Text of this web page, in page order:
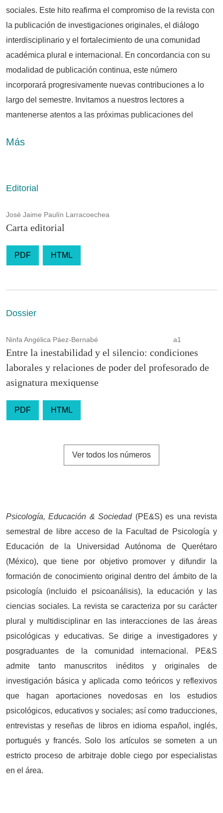
sociales. Este hito reafirma el compromiso de la revista con
la publicación de investigaciones originales, el diálogo
interdisciplinario y el fortalecimiento de una comunidad
académica plural e internacional. En concordancia con su
modalidad de publicación continua, este número
incorporará progresivamente nuevas contribuciones a lo
largo del semestre. Invitamos a nuestros lectores a
mantenerse atentos a las próximas publicaciones del
México: entre la precarización estructural y la búsqueda del
Más
Editorial
José Jaime Paulín Larracoechea
Carta editorial
PDF HTML
Dossier
Ninfa Angélica Páez-Bernabé a1
Entre la inestabilidad y el silencio: condiciones
laborales y relaciones de poder del profesorado de
asignatura mexiquense
PDF HTML
Ver todos los números
Psicología, Educación & Sociedad(PE&S) es una revista
semestral de libre acceso de la Facultad de Psicología y
Educación de la Universidad Autónoma de Querétaro
(México), que tiene por objetivo promover y difundir la
formación de conocimiento original dentro del ámbito de la
psicología (incluido el psicoanálisis), la educación y las
ciencias sociales. La revista se caracteriza por su carácter
plural y multidisciplinar en las interacciones de las áreas
psicológicas y educativas. Se dirige a investigadores y
posgraduantes de la comunidad internacional. PE&S
admite tanto manuscritos inéditos y originales de
investigación básica y aplicada como teóricos y reflexivos
que hagan aportaciones novedosas en los estudios
psicológicos, educativos y sociales; así como traducciones,
entrevistas y reseñas de libros en idioma español, inglés,
portugués y francés. Solo los artículos se someten a un
estricto proceso de arbitraje doble ciego por especialistas
en el área.